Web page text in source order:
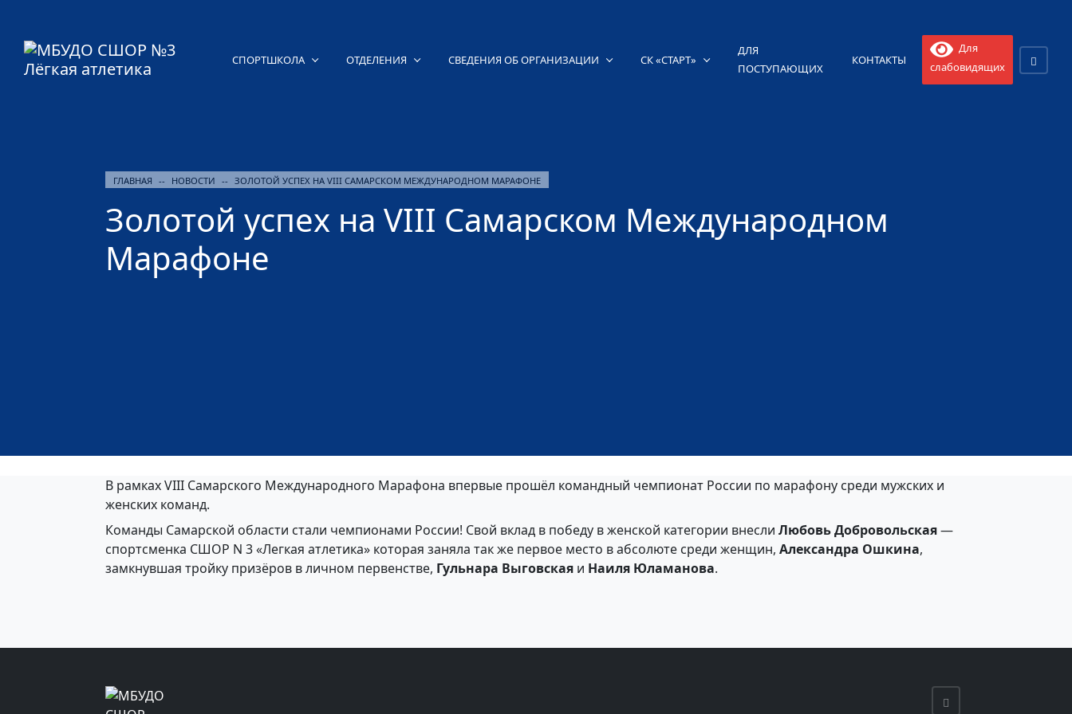
СПОРТШКОЛА ОТДЕЛЕНИЯ СВЕДЕНИЯ ОБ ОРГАНИЗАЦИИ СК «СТАРТ»
ДЛЯ
ПОСТУПАЮЩИХ
КОНТАКТЫ
Для
слабовидящих
ГЛАВНАЯ -- НОВОСТИ -- ЗОЛОТОЙ УСПЕХ НА VIII САМАРСКОМ МЕЖДУНАРОДНОМ МАРАФОНЕ
Золотой успех на VIII Самарском Международном
Марафоне
В рамках VIII Самарского Международного Марафона впервые прошёл командный чемпионат России по марафону среди мужских и
женских команд.
Команды Самарской области стали чемпионами России! Свой вклад в победу в женской категории внесли Любовь Добровольская—
спортсменка СШОР N 3 «Легкая атлетика» которая заняла так же первое место в абсолюте среди женщин, Александра Ошкина,
замкнувшая тройку призёров в личном первенстве, Гульнара Выговская и Наиля Юламанова.